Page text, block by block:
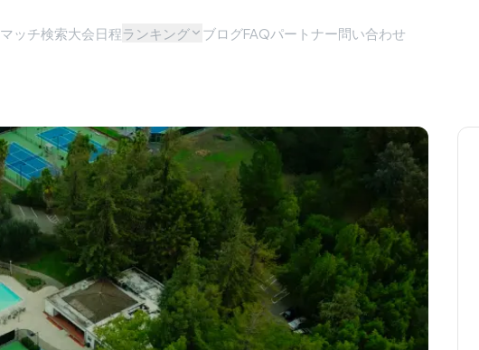
マッチ検索大会日程ランキング ブログFAQパートナー問い合わせ